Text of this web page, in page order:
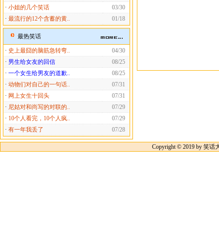
· 小姐的几个笑话
03/30
· 最流行的12个含蓄的黄.. 01/18
最热笑话
· 史上最囧的脑筋急转弯..
04/30
· 男生给女友的回信
08/25
· 一个女生给男友的道歉..
08/25
· 动物们对自己的一句话..
07/31
· 网上女生十回头
07/31
· 尼姑对和尚写的对联的..
07/29
· 10个人看完，10个人疯..
07/29
· 有一年我丢了 07/28
Copyright © 2019 by 笑话